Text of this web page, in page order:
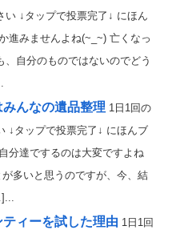
い ↓タップで投票完了↓ にほん
進みませんよね(~_~) 亡くなっ
自分のものではないのでどう
んなの遺品整理 1日1回の
↓タップで投票完了↓ にほんブ
分達でするのは大変ですよね
多いと思うのですが、今、結
ィーを試した理由 1日1回